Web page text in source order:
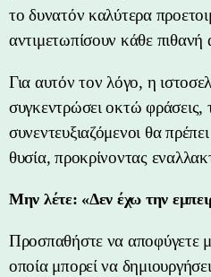
το δυνατόν καλύτερα
αντιμετωπίσουν κάθε πιθανή
Για αυτόν τον λόγο, η
συγκεντρώσει οκτώ φράσεις,
συνεντευξιαζόμενοι θα
θυσία, προκρίνοντας
Μην λέτε: «Δεν έχω την
Προσπαθήστε να αποφύγετε
οποία μπορεί να